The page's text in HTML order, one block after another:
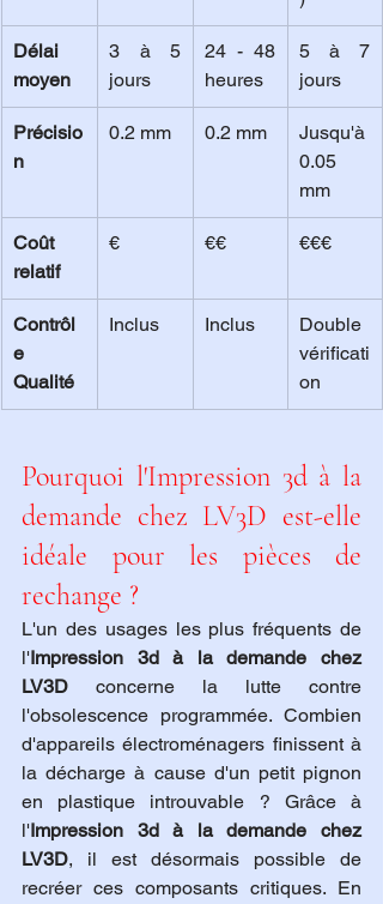
Délai
moyen
3 à 5
jours
24 - 48
heures
5 à 7
jours
Précisio
n
0.2 mm 0.2 mm
Jusqu'à
0.05
mm
Coût
relatif
€ €€ €€€
Contrôl
e
Qualité
Inclus Inclus
Double
vérificati
on
Pourquoi l'Impression 3d à la
demande chez LV3D est-elle
idéale pour les pièces de
rechange ?
L'un des usages les plus fréquents de
l'Impression 3d à la demande chez
LV3D concerne la lutte contre
l'obsolescence programmée. Combien
d'appareils électroménagers finissent à
la décharge à cause d'un petit pignon
en plastique introuvable ? Grâce à
l'Impression 3d à la demande chez
LV3D, il est désormais possible de
recréer ces composants critiques. En